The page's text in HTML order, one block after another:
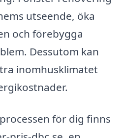
utseende, öka
och förebygga
Dessutom kan
inomhusklimatet
för dig finns